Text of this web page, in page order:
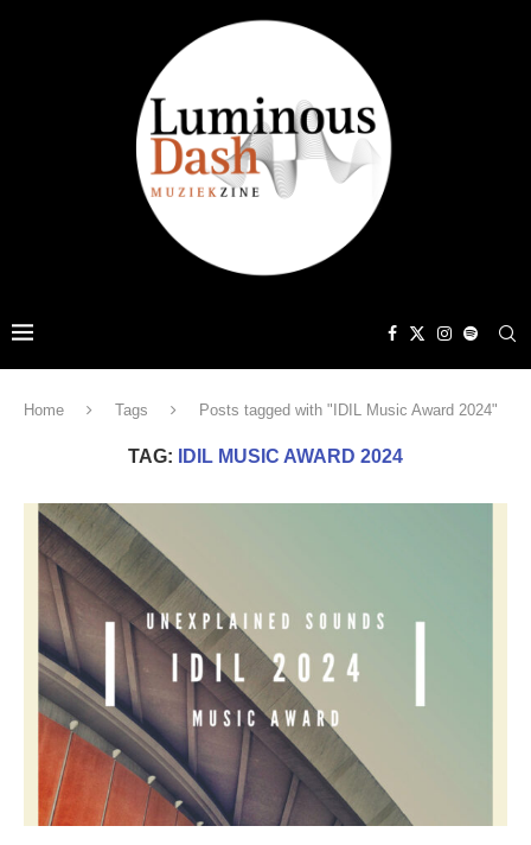
Home Tags Posts tagged with "IDIL Music Award 2024"
TAG: IDIL MUSIC AWARD 2024